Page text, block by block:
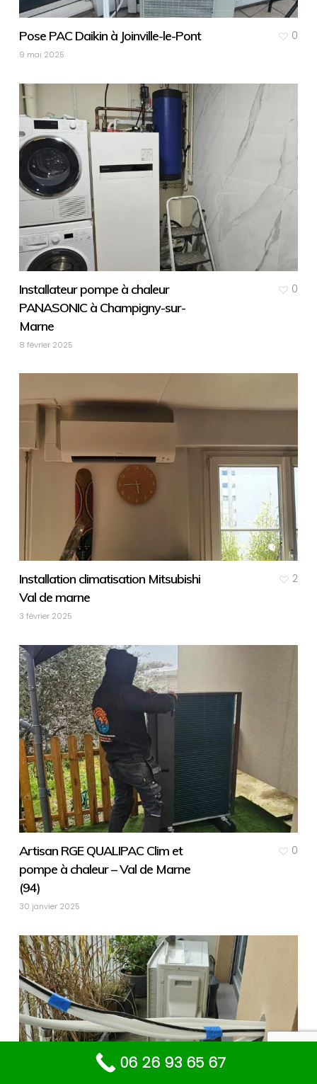
Pose PAC Daikin à Joinville-le-Pont
9 mai 2025
0
Installateur pompe à chaleur
PANASONIC à Champigny-sur-
Marne
8 février 2025
0
Installation climatisation Mitsubishi
Val de marne
3 février 2025
2
Artisan RGE QUALIPAC Clim et
pompe à chaleur – Val de Marne
(94)
30 janvier 2025
0
06 26 93 65 67